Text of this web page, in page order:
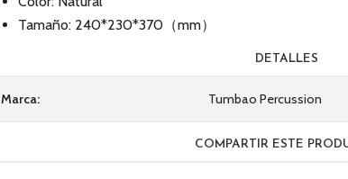
Tamaño: 240*230*370（mm）
DETALLES
Marca: Tumbao Percussion
COMPARTIR ESTE